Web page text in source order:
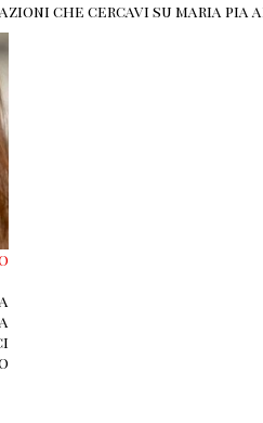
che cercavi su maria pia